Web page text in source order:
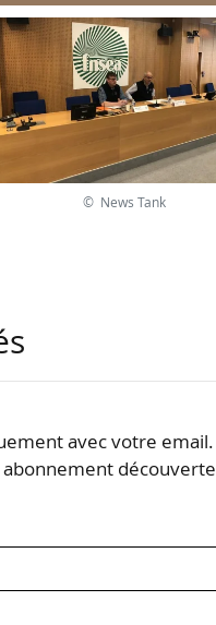
© News Tank
avec votre email.
découverte